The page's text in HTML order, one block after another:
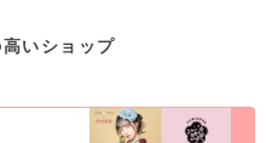
高いショップ